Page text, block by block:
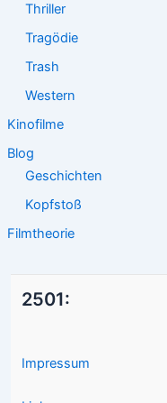
Thriller
Tragödie
Trash
Western
Kinofilme
Blog
Geschichten
Kopfstoß
Filmtheorie
2501:
Impressum